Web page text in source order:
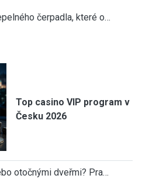
čerpadla, které o…
Top casino VIP program v
Česku 2026
otočnými dveřmi? Pra…